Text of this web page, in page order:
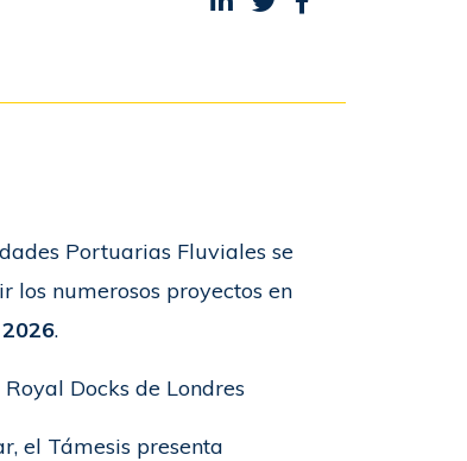
Portuarias Fluviales se
los numerosos proyectos en
.
Docks de Londres
el Támesis presenta